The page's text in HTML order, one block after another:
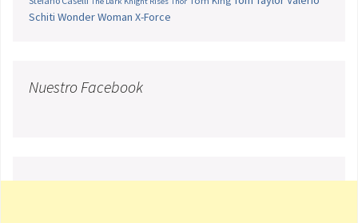
Schiti Wonder Woman X-Force
Nuestro Facebook